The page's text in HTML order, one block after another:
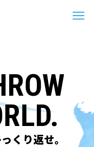
くり返せ。